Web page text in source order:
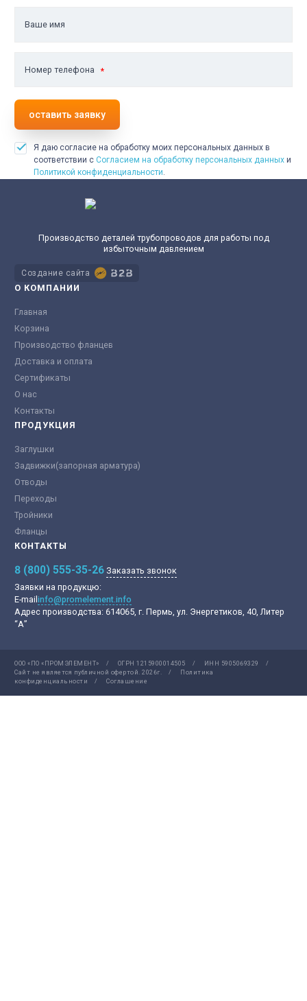
Ваше имя
Номер телефона
оставить заявку
Я даю согласие на обработку моих персональных данных в
соответствии с Согласием на обработку персональных данных и
Политикой конфиденциальности.
Производство деталей трубопроводов для работы под
избыточным давлением
Создание сайта
О КОМПАНИИ
Главная
Корзина
Производство фланцев
Доставка и оплата
Сертификаты
О нас
Контакты
ПРОДУКЦИЯ
Заглушки
Задвижки(запорная арматура)
Отводы
Переходы
Тройники
Фланцы
КОНТАКТЫ
8 (800) 555-35-26 Заказать звонок
Заявки на продукцю:
E-mail info@promelement.info
Адрес производства: 614065, г. Пермь, ул. Энергетиков, 40, Литер
“А”
ООО «ПО «ПРОМЭЛЕМЕНТ» / ОГРН 1215900014505 / ИНН 5905069329
/
Сайт не является публичной офертой. 2026г. /
Политика
конфиденциальности
/ Соглашение